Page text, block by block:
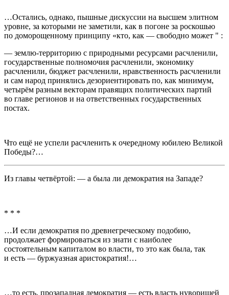
…Остались, однако, пышные дискуссии на высшем элитном
уровне, за которыми не заметили, как в погоне за роскошью
по доморощенному принципу «кто, как — свободно может " :
— землю-территорию с природными ресурсами расчленили,
государственные полномочия расчленили, экономику
расчленили, бюджет расчленили, нравственность расчленили
и сам народ принялись дезориентировать по, как минимум,
четырём разным векторам правящих политических партий
во главе регионов и на ответственных государственных
постах.
Что ещё не успели расчленить к очередному юбилею Великой
Победы?…
Из главы четвёртой: — а была ли демократия на Западе?
* * *
…И если демократия по древнегреческому подобию,
продолжает формироваться из знати с наиболее
состоятельным капиталом во власти, то это как была, так
и есть — буржуазная аристократия!…
…то есть, прозападная демократия — есть власть нуворишей